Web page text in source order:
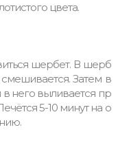
цвета.
шербет. В шерб
Затем в
него выливается пр
5-10 минут на о